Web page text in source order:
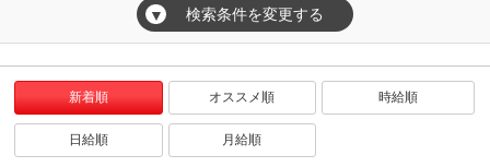
▼ 検索条件を変更する
新着順 オススメ順 時給順
日給順 月給順